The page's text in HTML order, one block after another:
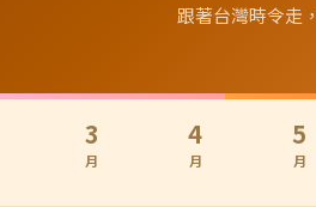
跟著台灣時令走
3
月
4
月
5
月